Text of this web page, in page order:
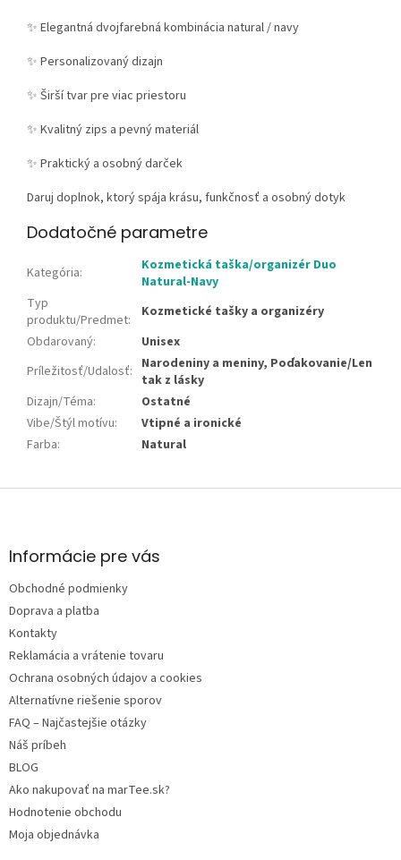
✨ Elegantná dvojfarebná kombinácia natural / navy
✨ Personalizovaný dizajn
✨ Širší tvar pre viac priestoru
✨ Kvalitný zips a pevný materiál
✨ Praktický a osobný darček
Daruj doplnok, ktorý spája krásu, funkčnosť a osobný dotyk
Dodatočné parametre
Kategória:
Kozmetická taška/organizér Duo
Natural-Navy
Typ
produktu/Predmet:
Kozmetické tašky a organizéry
Obdarovaný:
Unisex
Príležitosť/Udalosť: Narodeniny a meniny, Poďakovanie/Len
tak z lásky
Dizajn/Téma:
Ostatné
Vibe/Štýl motívu:
Vtipné a ironické
Farba: Natural
Z
ä
e
Informácie pre vás
Obchodné podmienky
Doprava a platba
Kontakty
Reklamácia a vrátenie tovaru
Ochrana osobných údajov a cookies
Alternatívne riešenie sporov
FAQ – Najčastejšie otázky
Náš príbeh
BLOG
Ako nakupovať na marTee.sk?
Hodnotenie obchodu
Moja objednávka